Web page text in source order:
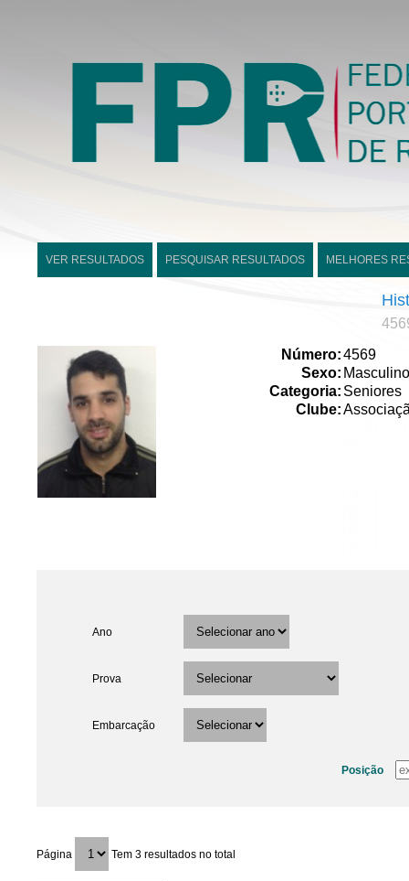
VER RESULTADOS PESQUISAR RESULTADOS MELHORES
Número:4569
Sexo: Masculino
Categoria: Seniores
Clube:
Ano
Prova
Embarcação
Posição
Página Tem 3 resultados no total